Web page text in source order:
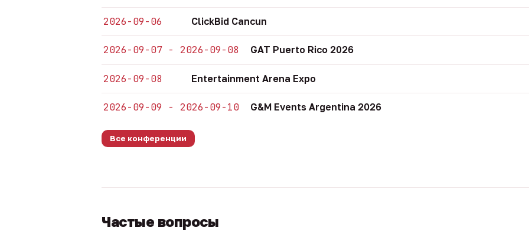
2026-09-06 ClickBid Cancun
2026-09-07 - 2026-09-08 GAT Puerto Rico 2026
2026-09-08 Entertainment Arena Expo
2026-09-09 - 2026-09-10 G&M Events Argentina 2026
Все конференции
Частые вопросы